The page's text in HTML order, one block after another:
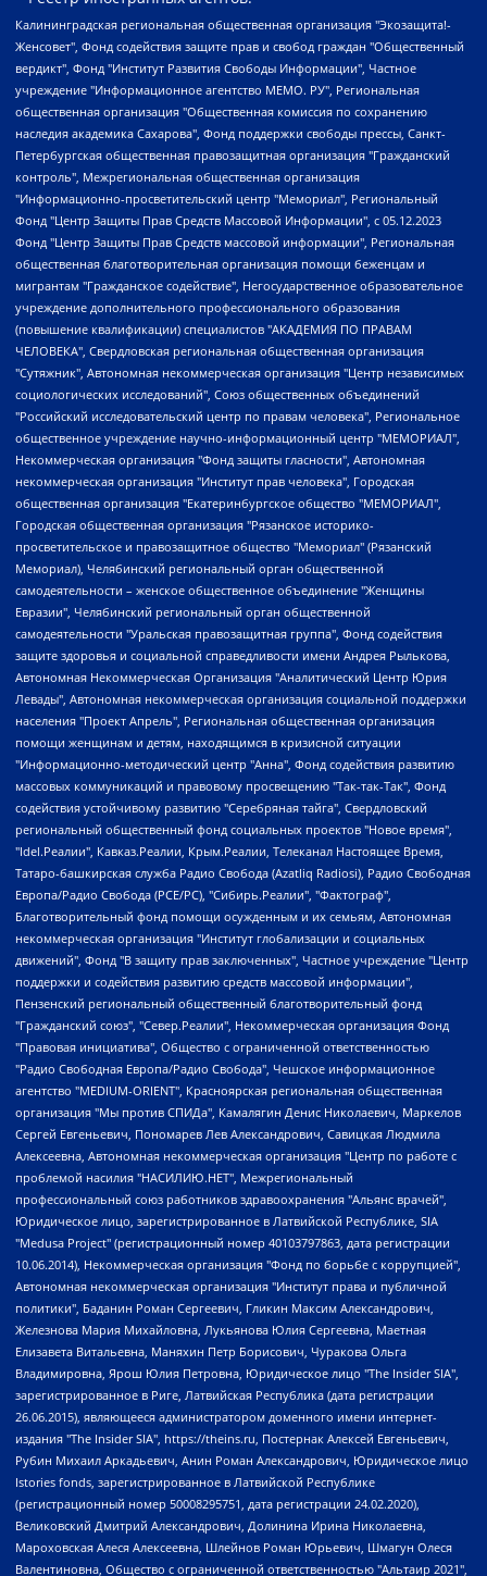
Калининградская региональная общественная организация "Экозащита!-Женсовет", Фонд содействия защите прав и свобод граждан "Общественный вердикт", Фонд "Институт Развития Свободы Информации", Частное учреждение "Информационное агентство МЕМО. РУ", Региональная общественная организация "Общественная комиссия по сохранению наследия академика Сахарова", Фонд поддержки свободы прессы, Санкт-Петербургская общественная правозащитная организация "Гражданский контроль", Межрегиональная общественная организация "Информационно-просветительский центр "Мемориал", Региональный Фонд "Центр Защиты Прав Средств Массовой Информации", с 05.12.2023 Фонд "Центр Защиты Прав Средств массовой информации", Региональная общественная благотворительная организация помощи беженцам и мигрантам "Гражданское содействие", Негосударственное образовательное учреждение дополнительного профессионального образования (повышение квалификации) специалистов "АКАДЕМИЯ ПО ПРАВАМ ЧЕЛОВЕКА", Свердловская региональная общественная организация "Сутяжник", Автономная некоммерческая организация "Центр независимых социологических исследований", Союз общественных объединений "Российский исследовательский центр по правам человека", Региональное общественное учреждение научно-информационный центр "МЕМОРИАЛ", Некоммерческая организация "Фонд защиты гласности", Автономная некоммерческая организация "Институт прав человека", Городская общественная организация "Екатеринбургское общество "МЕМОРИАЛ", Городская общественная организация "Рязанское историко-просветительское и правозащитное общество "Мемориал" (Рязанский Мемориал), Челябинский региональный орган общественной самодеятельности – женское общественное объединение "Женщины Евразии", Челябинский региональный орган общественной самодеятельности "Уральская правозащитная группа", Фонд содействия защите здоровья и социальной справедливости имени Андрея Рылькова, Автономная Некоммерческая Организация "Аналитический Центр Юрия Левады", Автономная некоммерческая организация социальной поддержки населения "Проект Апрель", Региональная общественная организация помощи женщинам и детям, находящимся в кризисной ситуации "Информационно-методический центр "Анна", Фонд содействия развитию массовых коммуникаций и правовому просвещению "Так-так-Так", Фонд содействия устойчивому развитию "Серебряная тайга", Свердловский региональный общественный фонд социальных проектов "Новое время", "Idel.Реалии", Кавказ.Реалии, Крым.Реалии, Телеканал Настоящее Время, Татаро-башкирская служба Радио Свобода (Azatliq Radiosi), Радио Свободная Европа/Радио Свобода (PCE/PC), "Сибирь.Реалии", "Фактограф", Благотворительный фонд помощи осужденным и их семьям, Автономная некоммерческая организация "Институт глобализации и социальных движений", Фонд "В защиту прав заключенных", Частное учреждение "Центр поддержки и содействия развитию средств массовой информации", Пензенский региональный общественный благотворительный фонд "Гражданский союз", "Север.Реалии", Некоммерческая организация Фонд "Правовая инициатива", Общество с ограниченной ответственностью "Радио Свободная Европа/Радио Свобода", Чешское информационное агентство "MEDIUM-ORIENT", Красноярская региональная общественная организация "Мы против СПИДа", Камалягин Денис Николаевич, Маркелов Сергей Евгеньевич, Пономарев Лев Александрович, Савицкая Людмила Алексеевна, Автономная некоммерческая организация "Центр по работе с проблемой насилия "НАСИЛИЮ.НЕТ", Межрегиональный профессиональный союз работников здравоохранения "Альянс врачей", Юридическое лицо, зарегистрированное в Латвийской Республике, SIA "Medusa Project" (регистрационный номер 40103797863, дата регистрации 10.06.2014), Некоммерческая организация "Фонд по борьбе с коррупцией", Автономная некоммерческая организация "Институт права и публичной политики", Баданин Роман Сергеевич, Гликин Максим Александрович, Железнова Мария Михайловна, Лукьянова Юлия Сергеевна, Маетная Елизавета Витальевна, Маняхин Петр Борисович, Чуракова Ольга Владимировна, Ярош Юлия Петровна, Юридическое лицо "The Insider SIA", зарегистрированное в Риге, Латвийская Республика (дата регистрации 26.06.2015), являющееся администратором доменного имени интернет-издания "The Insider SIA", https://theins.ru, Постернак Алексей Евгеньевич, Рубин Михаил Аркадьевич, Анин Роман Александрович, Юридическое лицо Istories fonds, зарегистрированное в Латвийской Республике (регистрационный номер 50008295751, дата регистрации 24.02.2020), Великовский Дмитрий Александрович, Долинина Ирина Николаевна, Мароховская Алеся Алексеевна, Шлейнов Роман Юрьевич, Шмагун Олеся Валентиновна, Общество с ограниченной ответственностью "Альтаир 2021", Общество с ограниченной ответственностью "Вега 2021", Общество с ограниченной ответственностью "Главный редактор 2021", Общество с ограниченной ответственностью "Ромашки монолит", Важенков Артем Валерьевич, Ивановская областная общественная организация "Центр гендерных исследований", Гурман Юрий Альбертович, Медиапроект "ОВД-Инфо", Егоров Владимир Владимирович, Жилинский Владимир Александрович, Общество с ограниченной ответственностью "ЗП", Иванова София Юрьевна, Карезина Инна Павловна, Кильтау Екатерина Викторовна, Петров Алексей Викторович, Пискунов Сергей Евгеньевич, Смирнов Сергей Сергеевич, Тихонов Михаил Сергеевич, Общество с ограниченной ответственностью "ЖУРНАЛИСТ-ИНОСТРАННЫЙ АГЕНТ", Арапова Галина Юрьевна, Вольтская Татьяна Анатольевна, Американская компания "Mason G.E.S. Anonymous Foundation" (США), являющаяся владельцем интернет-издания https://mnews.world/, Компания "Stichting Bellingcat", зарегистрированная в Нидерландах (дата регистрации 11.07.2018), Захаров Андрей Вячеславович, Клепиковская Екатерина Дмитриевна, Общество с ограниченной ответственностью "МЕМО", Перл Роман Александрович, Симонов Евгений Алексеевич, Соловьева Елена Анатольевна, Сотников Даниил Владимирович, Сурначева Елизавета Дмитриевна, Автономная некоммерческая организация по защите прав человека и информированию населения "Якутия – Наше Мнение", Общество с ограниченной ответственностью "Москоу диджитал медиа", с 26.01.2023 Общество с ограниченной ответственностью "Чайка Белые сады", Ветошкина Валерия Валерьевна, Заговора Максим Александрович, Межрегиональное общественное движение "Российская ЛГБТ - сеть", Оленичев Максим Владимирович, Павлов Иван Юрьевич, Скворцова Елена Сергеевна, Общество с ограниченной ответственностью "Как бы инагент", Кочетков Игорь Викторович, Общество с ограниченной ответственностью "Честные выборы", Еланчик Олег Александрович, Общество с ограниченной ответственностью "Нобелевский призыв", Гималова Регина Эмилевна, Григорьев Андрей Валерьевич, Григорьева Алина Александровна, Ассоциация по содействию защите прав призывников, альтернативнослужащих и военнослужащих "Правозащитная группа "Гражданин.Армия.Право", Хисамова Регина Фаритовна, Автономная некоммерческая организация по реализации социально-правовых программ "Лилит", Дальневосточное общественное движение "Маяк", Санкт-Петербургская ЛГБТ-инициативная группа "Выход", Инициативная группа ЛГБТ+ "Реверс", Алексеев Андрей Викторович, Бекбулатова Таисия Львовна, Беляев Иван Михайлович, Владыкина Елена Сергеевна, Гельман Марат Александрович, Никульшина Вероника Юрьевна, Толоконникова Надежда Андреевна, Шендерович Виктор Анатольевич, Общество с ограниченной ответственностью "Данное сообщение", Общество с ограниченной ответственностью Издательский дом "Новая глава", Айнбиндер Александра Александровна, Московский комьюнити-центр для ЛГБТ+инициатив, Благотворительный фонд развития филантропии, Deutsche Welle (Германия, Kurt-Schumacher-Strasse 3, 53113 Bonn), Борзунова Мария Михайловна, Воробьев Виктор Викторович, Голубева Анна Львовна, Константинова Алла Михайловна, Малкова Ирина Владимировна, Мурадов Мурад Абдулгалимович, Осетинская Елизавета Николаевна, Понасенков Евгений Николаевич, Ганапольский Матвей Юрьевич, Киселев Евгений Алексеевич, Борухович Ирина Григорьевна, Дремин Иван Тимофеевич, Дубровский Дмитрий Викторович, Красноярская региональная общественная организация поддержки и развития альтернативных образовательных технологий и межкультурных коммуникаций "ИНТЕРРА", Маяковская Екатерина Алексеевна, Фейгин Марк Захарович, Филимонов Андрей Викторович, Дзугкоева Регина Николаевна, Доброхотов Роман Александрович, Дудь Юрий Александрович, Елкин Сергей Владимирович, Кругликов Кирилл Игоревич, Сабунаева Мария Леонидовна, Семенов Алексей Владимирович, Шаинян Карен Багратович, Шульман Екатерина Михайловна, Асафьев Артур Валерьевич, Вахштайн Виктор Семенович, Венедиктов Алексей Алексеевич, Лушникова Екатерина Евгеньевна, Волков Леонид Михайлович, Невзоров Александр Глебович, Пархоменко Сергей Борисович, Сироткин Ярослав Николаевич, Кара-Мурза Владимир Владимирович, Баранова Наталья Владимировна, Гозман Леонид Яковлевич, Кагарлицкий Борис Юльевич, Климарев Михаил Валерьевич, Милов Владимир Станиславович, Автономная некоммерческая организация Краснодарский центр современного искусства "Типография", Моргенштерн Алишер Тагирович, Соболь Любовь Эдуардовна, Общество с ограниченной ответственностью "ЛИЗА НОРМ", Каспаров Гарри Кимович, Ходорковский Михаил Борисович, Общество с ограниченной ответственностью "Апрельские тезисы", Данилович Ирина Брониславовна, Кашин Олег Владимирович, Петров Николай Владимирович, Пивоваров Алексей Владимирович, Соколов Михаил Владимирович, Цветкова Юлия Владимировна, Чичваркин Евгений Александрович, Комитет против пыток/Команда против пыток, Общество с ограниченной ответственностью "Первый научный", Общество с ограниченной ответственностью "Вертолет и ко", Белоцерковская Вероника Борисовна, Кац Максим Евгеньевич, Лазарева Татьяна Юрьевна, Шаведдинов Руслан Табризович, Яшин Илья Валерьевич, Общество с ограниченной ответственностью "Иноагент ААВ", Алешковский Дмитрий Петрович, Альбац Евгения Марковна, Быков Дмитрий Львович, Галямина Юлия Евгеньевна, Лойко Сергей Леонидович, Мартынов Кирилл Константинович, Медведев Сергей Александрович, Крашенинников Федор Геннадиевич, Гордеева Катерина Вл